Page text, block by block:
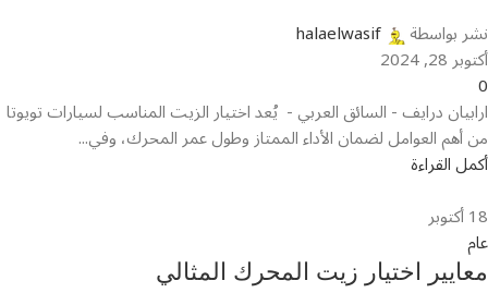
نشر بواسطة halaelwasif
أكتوبر 28, 2024
0
ارابيان درايف - السائق العربي - يُعد اختيار الزيت المناسب لسيارات تويوتا
من أهم العوامل لضمان الأداء الممتاز وطول عمر المحرك، وفي...
أكمل القراءة
18أكتوبر
عام
معايير اختيار زيت المحرك المثالي